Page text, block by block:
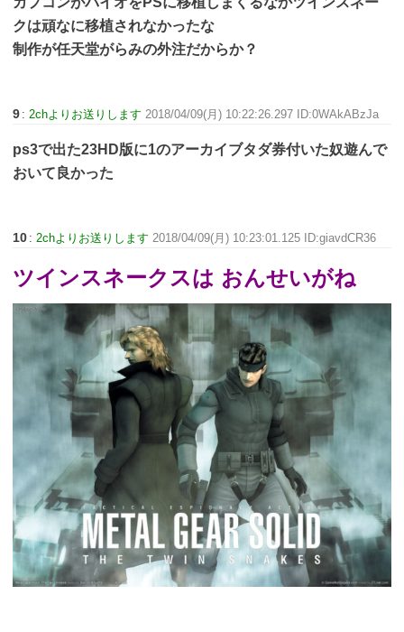
クは頑なに移植されなかったな
制作が任天堂がらみの外注だからか？
9 : 2chよりお送りします 2018/04/09(月) 10:22:26.297 ID:0WAkABzJa
ps3で出た23HD版に1のアーカイブタダ券付いた奴遊んで
おいて良かった
10 : 2chよりお送りします 2018/04/09(月) 10:23:01.125 ID:giavdCR36
ツインスネークスは おんせいがね